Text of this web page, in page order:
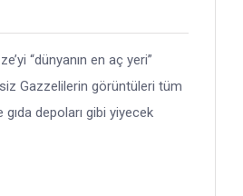
“dünyanın en aç yeri”
Gazzelilerin görüntüleri tüm
gıda depoları gibi yiyecek